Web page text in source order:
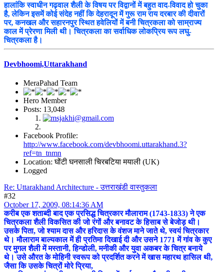
हालांकि स्वाधीन गढ़वाल शैली के विषय पर विद्वानों में बहुत वाद-विवाद हो चुका
है, लेकिन इसमें कोई संदेह नहीं कि देहरादून में गुरू राम राय दरबार की दीवारों
पर, कनखल और सहारनपुर स्थित हवेलियों में बनी चित्रकला को साम्राज्य
काल में प्रेरणा मिली थी। चित्रकला का सर्वाधिक लोकप्रिय रूप लघु-
चित्रकला है।
Devbhoomi,Uttarakhand
MeraPahad Team
Hero Member
Posts: 13,048
Facebook Profile:
http://www.facebook.com/devbhoomi.uttarakhand.3?
ref=tn_tnmn
Location: घोंटी घनसाली चिरबटिया मयाली (UK)
Logged
Re: Uttarakhand Architecture - उत्तराखंडी वास्तुकला
#32
October 17, 2009, 08:14:36 AM
करीब एक शताब्दी बाद एक प्रसिद्ध चित्रकार मौलाराम (1743-1833) ने एक
चित्रकला शैली विकसित की जो रंगों और बनावट के हिसाब से बेजोड़ थी।
उसके पिता, जो श्याम दास और हरिदास के वंशज माने जाते थे, स्वयं चित्रकार
थे। मौलाराम बाल्यकाल में ही प्रतिमा दिखाई दी और उसने 1771 में गांव के कुए
पर मुगल शैली में मस्तानी, हिन्डोली, मनीकी और युवा अकबर के चित्र बनाये
थे। उसे औरत के मोहिनी स्वरूप को प्रदर्शित करने में खास महारथ हासिल थी,
जैसा कि उसके चित्रों मोरे प्रिया,